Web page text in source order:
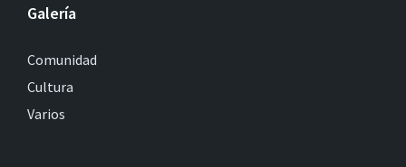
Galería
Comunidad
Cultura
Varios